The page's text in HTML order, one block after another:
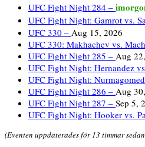
UFC Fight Night 284 –
UFC Fight Night: Gamrot vs.
UFC 330 – Aug 15, 2026
UFC 330: Makhachev vs.
UFC Fight Night 285 – Aug
UFC Fight Night: Hernandez
UFC Fight Night:
UFC Fight Night 286 – Aug
UFC Fight Night 287 – Sep 5,
UFC Fight Night: Hooker vs.
(Eventen uppdaterades för 13 timmar